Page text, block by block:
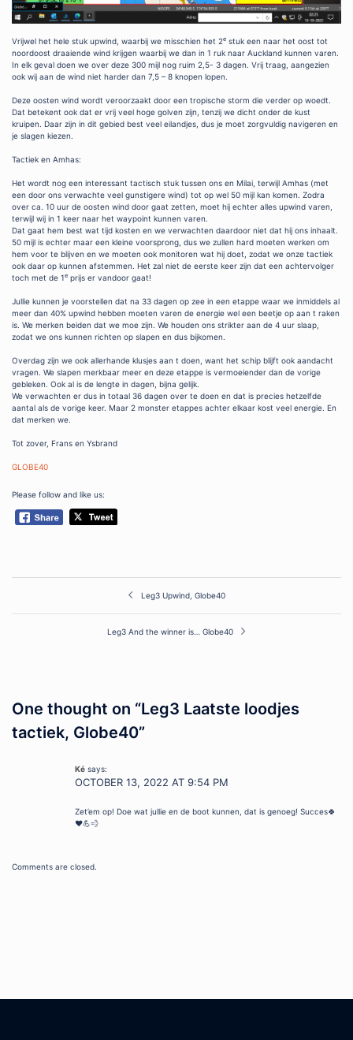
Vrijwel het hele stuk upwind, waarbij we misschien het 2e stuk een naar het oost tot
noordoost draaiende wind krijgen waarbij we dan in 1 ruk naar Auckland kunnen varen.
In elk geval doen we over deze 300 mijl nog ruim 2,5- 3 dagen. Vrij traag, aangezien
ook wij aan de wind niet harder dan 7,5 – 8 knopen lopen.
Deze oosten wind wordt veroorzaakt door een tropische storm die verder op woedt.
Dat betekent ook dat er vrij veel hoge golven zijn, tenzij we dicht onder de kust
kruipen. Daar zijn in dit gebied best veel eilandjes, dus je moet zorgvuldig navigeren en
je slagen kiezen.
Tactiek en Amhas:
Het wordt nog een interessant tactisch stuk tussen ons en Milai, terwijl Amhas (met
een door ons verwachte veel gunstigere wind) tot op wel 50 mijl kan komen. Zodra
over ca. 10 uur de oosten wind door gaat zetten, moet hij echter alles upwind varen,
terwijl wij in 1 keer naar het waypoint kunnen varen.
Dat gaat hem best wat tijd kosten en we verwachten daardoor niet dat hij ons inhaalt.
50 mijl is echter maar een kleine voorsprong, dus we zullen hard moeten werken om
hem voor te blijven en we moeten ook monitoren wat hij doet, zodat we onze tactiek
ook daar op kunnen afstemmen. Het zal niet de eerste keer zijn dat een achtervolger
toch met de 1e prijs er vandoor gaat!
Jullie kunnen je voorstellen dat na 33 dagen op zee in een etappe waar we inmiddels al
meer dan 40% upwind hebben moeten varen de energie wel een beetje op aan t raken
is. We merken beiden dat we moe zijn. We houden ons strikter aan de 4 uur slaap,
zodat we ons kunnen richten op slapen en dus bijkomen.
Overdag zijn we ook allerhande klusjes aan t doen, want het schip blijft ook aandacht
vragen. We slapen merkbaar meer en deze etappe is vermoeiender dan de vorige
gebleken. Ook al is de lengte in dagen, bijna gelijk.
We verwachten er dus in totaal 36 dagen over te doen en dat is precies hetzelfde
aantal als de vorige keer. Maar 2 monster etappes achter elkaar kost veel energie. En
dat merken we.
Tot zover, Frans en Ysbrand
GLOBE40
Please follow and like us:
navigation
Leg3 Upwind, Globe40
Leg3 And the winner is… Globe40
One thought on “Leg3 Laatste loodjes
tactiek, Globe40”
Ké says:
OCTOBER 13, 2022 AT 9:54 PM
Zet’em op! Doe wat jullie en de boot kunnen, dat is genoeg! Succes🍀
❤️💪💨
Comments are closed.